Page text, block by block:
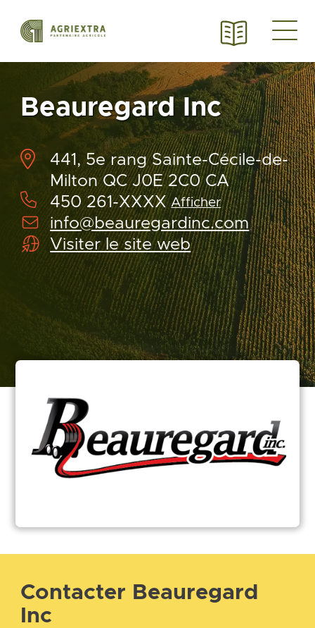
Beauregard Inc
441, 5e rang Sainte-Cécile-de-
Milton QC J0E 2C0 CA
450 261-XXXX Afficher
info@beauregardinc.com
Visiter le site web
Contacter Beauregard
Inc